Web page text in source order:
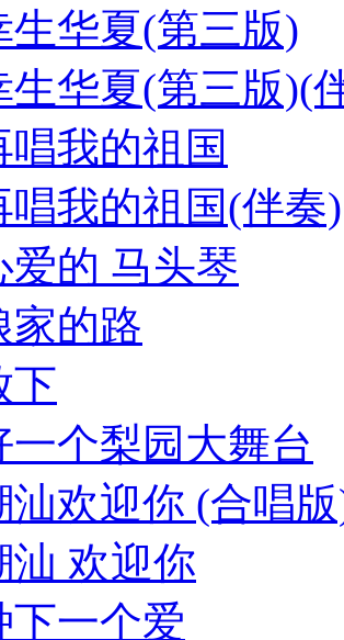
生华夏(第三版)
生华夏(第三版)(
唱我的祖国
唱我的祖国(伴奏)
爱的 马头琴
家的路
下
一个梨园大舞台
汕欢迎你 (合唱
汕 欢迎你
下一个爱